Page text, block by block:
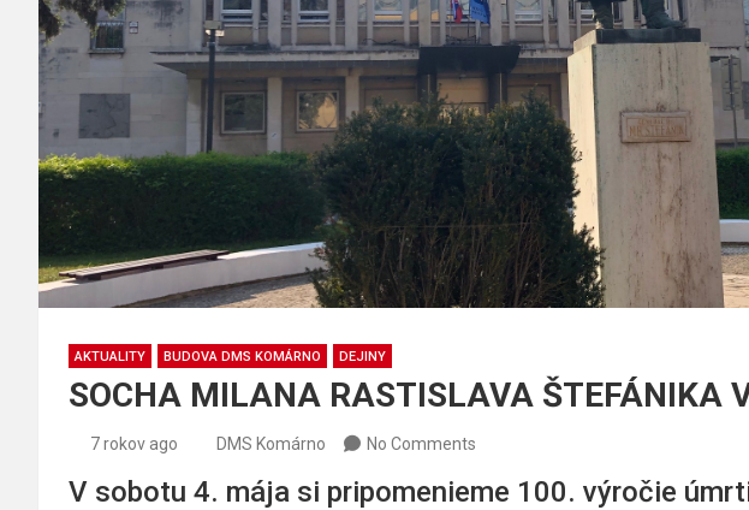
AKTUALITY BUDOVA DMS KOMÁRNO DEJINY
SOCHA MILANA RASTISLAVA ŠTEFÁNIKA
7 rokov ago DMS Komárno No Comments
V sobotu 4. mája si pripomenieme 100. výročie